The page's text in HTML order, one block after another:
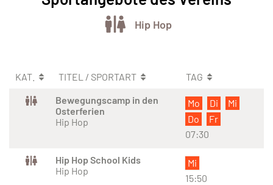
Hip Hop
KAT. TITEL / SPORTART
TAG
Bewegungscamp in den
Osterferien
Hip Hop
Mo Di
Mi
Do
Fr
07:30
Hip Hop School Kids
Hip Hop
Mi
15:50